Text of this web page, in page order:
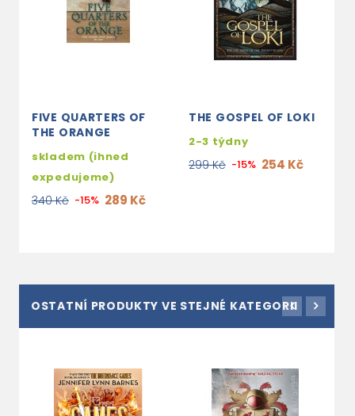
FIVE QUARTERS OF
THE ORANGE
skladem (ihned
expedujeme)
340 Kč -15% 289 Kč
THE GOSPEL OF LOKI
2-3 týdny
299 Kč -15% 254 Kč
OSTATNÍ PRODUKTY VE STEJNÉ KATEGORII